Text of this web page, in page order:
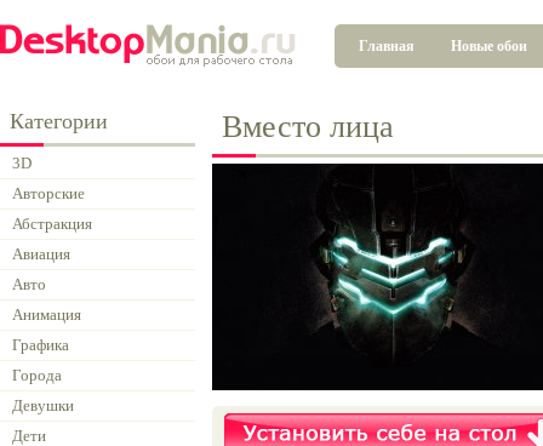
Главная Новые обои
Категории
3D
Авторские
Абстракция
Авиация
Авто
Анимация
Графика
Города
Девушки
Дети
Вместо лица